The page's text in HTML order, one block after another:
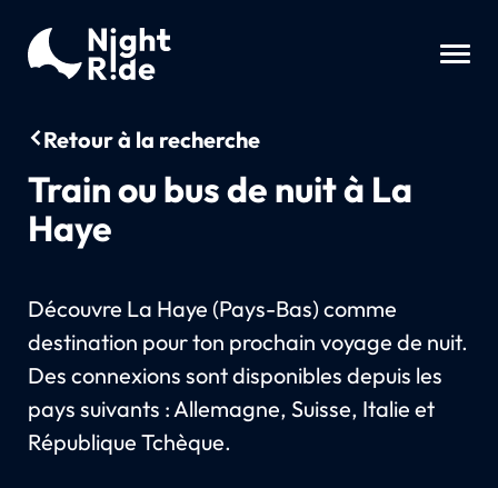
Retour à la recherche
Train ou bus de nuit à La
Haye
Découvre La Haye (Pays-Bas) comme
destination pour ton prochain voyage de nuit.
Des connexions sont disponibles depuis les
pays suivants : Allemagne, Suisse, Italie et
République Tchèque.